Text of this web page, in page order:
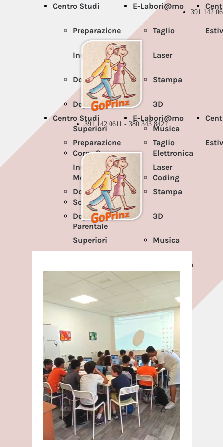
391 142
Centro Studi
Preparazione
Individuale
Doposcuola
Doposcuola
Superiori
Corso 3
Media
Scuola
Parentale
E-Labori@mo
Taglio
Laser
Stampa
3D
Musica
Elettronica
Coding
391 142 0611 - 380 343 8421
Centro Studi
Preparazione
Individuale
Doposcuola
Doposcuola
Superiori
Scuola
Parentale
E-Labori@mo
Taglio
Laser
Stampa
3D
Musica
Elettronica